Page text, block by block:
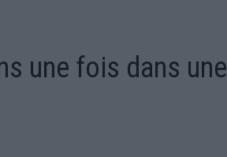
une fois dans une